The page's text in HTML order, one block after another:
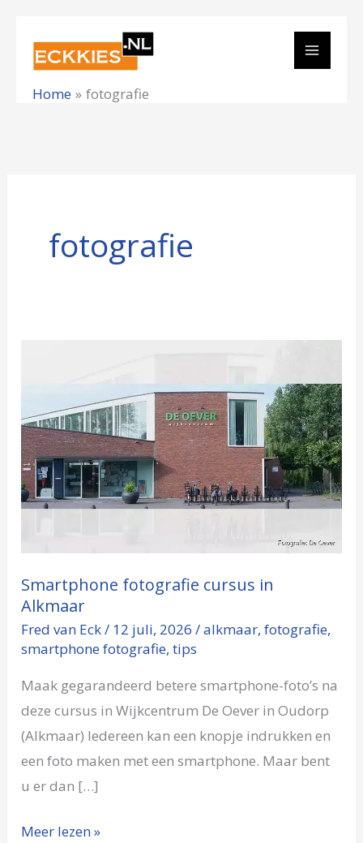
inhoud
Home fotografie
fotografie
Smartphone fotografie cursus in
Alkmaar
Fred van Eck/ 12 juli, 2026/alkmaar,fotografie,
smartphone fotografie,tips
Maak gegarandeerd betere smartphone-foto’s na
deze cursus in Wijkcentrum De Oever in Oudorp
(Alkmaar) Iedereen kan een knopje indrukken en
een foto maken met een smartphone. Maar bent
u er dan […]
in
Alkmaar
Meer lezen »